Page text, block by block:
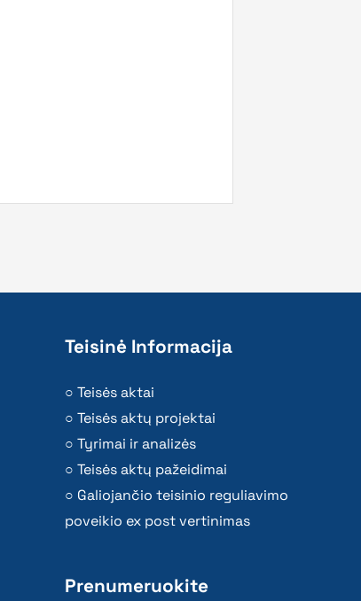
Teisinė Informacija
Teisės aktai
Teisės aktų projektai
Tyrimai ir analizės
Teisės aktų pažeidimai
Galiojančio teisinio reguliavimo
poveikio ex post vertinimas
Prenumeruokite